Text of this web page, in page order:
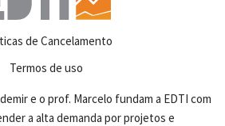
de Cancelamento
Termos de uso
e o prof. Marcelo fundam a EDTI com
a alta demanda por projetos e